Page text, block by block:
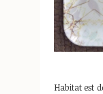
Habitat est